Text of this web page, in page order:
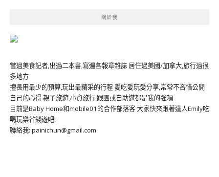
關於我
當過美食記者,出過二本書,寫遍各報章雜誌 居住過美國/加拿大,旅行過很
多地方
擅長用最少的預算,玩出最精采的行程 愛吃愛玩愛分享,常常不吝惜公開
自己的心得 親子旅遊,小資旅行,跟團或自助遊都是我的強項
目前是Baby Home和mobile01的合作部落客 大家快來跟著達人Emily吃
喝玩樂省錢遊吧!
聯絡我: painichun@gmail.com